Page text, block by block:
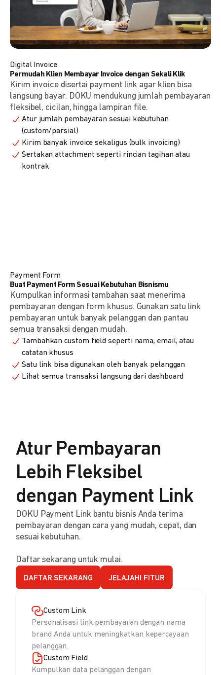
Digital Invoice
Permudah Klien Membayar Invoice dengan Sekali Klik
Kirim invoice disertai payment link agar klien bisa
langsung bayar. DOKU mendukung jumlah pembayaran
fleksibel, cicilan, hingga lampiran file.
Atur jumlah pembayaran sesuai kebutuhan
(custom/parsial)
Kirim banyak invoice sekaligus (bulk invoicing)
Sertakan attachment seperti rincian tagihan atau
kontrak
Payment Form
Buat Payment Form Sesuai Kebutuhan Bisnismu
Kumpulkan informasi tambahan saat menerima
pembayaran dengan form khusus. Gunakan satu link
pembayaran untuk banyak pelanggan dan pantau
semua transaksi dengan mudah.
Tambahkan custom field seperti nama, email, atau
catatan khusus
Satu link bisa digunakan oleh banyak pelanggan
Lihat semua transaksi langsung dari dashboard
Atur Pembayaran
Lebih Fleksibel
dengan Payment Link
DOKU Payment Link bantu bisnis Anda terima
pembayaran dengan cara yang mudah, cepat, dan
sesuai kebutuhan.
Daftar sekarang untuk mulai.
DAFTAR SEKARANG JELAJAHI FITUR
Custom Link
Personalisasi link pembayaran dengan nama
brand Anda untuk meningkatkan kepercayaan
pelanggan.
Custom Field
Kumpulkan data pelanggan dengan